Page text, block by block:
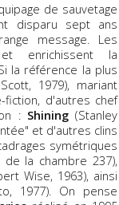
de sauvetage
disparu sept ans
message. Les
et enrichissent la
la référence la plus
1979), mariant
d'autres chef
: Shining(Stanley
et d'autres clins
symétriques
la chambre 237),
Wise, 1963), ainsi
1977). On pense